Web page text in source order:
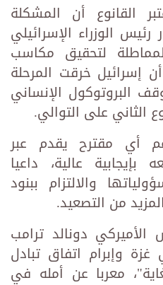
القانوع أن المشكلة
الوزراء الإسرائيلي
لتحقيق مكاسب
إسرائيل خرقت المرحلة
البروتوكول الإنساني
الثاني على التوالي.
أي مقترح يقدم عبر
عالية، داعيا
والالتزام ببنود
من التصعيد.
دونالد ترامب
وإبرام اتفاق تبادل
معربا عن أمله في